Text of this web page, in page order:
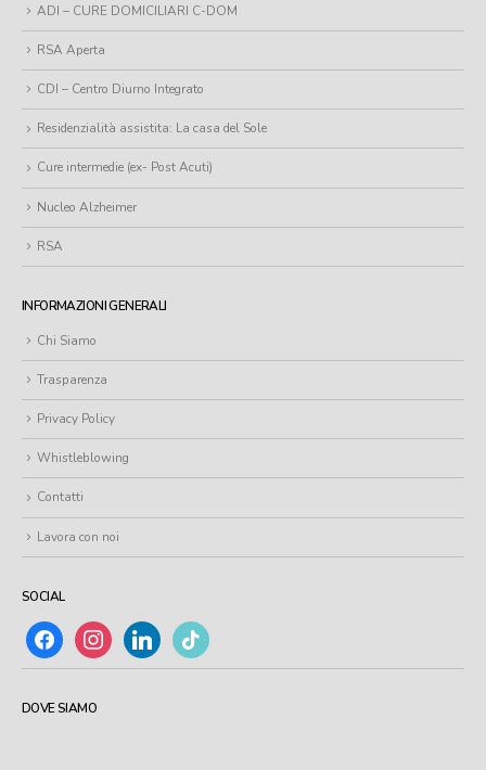
ADI – CURE DOMICILIARI C-DOM
RSA Aperta
CDI – Centro Diurno Integrato
Residenzialità assistita: La casa del Sole
Cure intermedie (ex- Post Acuti)
Nucleo Alzheimer
RSA
INFORMAZIONI GENERALI
Chi Siamo
Trasparenza
Privacy Policy
Whistleblowing
Contatti
Lavora con noi
SOCIAL
facebook instagramlinkedin tiktok
DOVE SIAMO